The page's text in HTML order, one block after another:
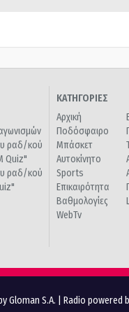
ραδ/κού
Quiz"
ραδ/κού
ΚΑΤΗΓΟΡΙΕΣ
Αρχική
Ποδόσφαιρο
Μπάσκετ
Αυτοκίνητο
Sports
Επικαιρότητα
Βαθμολογίες
WebTv
Gloman S.A. Radio powered